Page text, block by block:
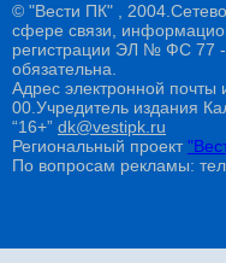
© "Вести ПК" ,
сфере связи,
регистрации ЭЛ № ФС 77 -
обязательна.
Адрес электронной
00.Учредитель издания
“16+” dk@vestipk.ru
Региональный проект
По вопросам рекламы: